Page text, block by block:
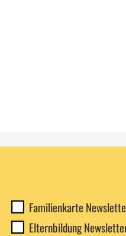
Newsletterkategorie
abonnieren
Familienkarte
Elternbildung